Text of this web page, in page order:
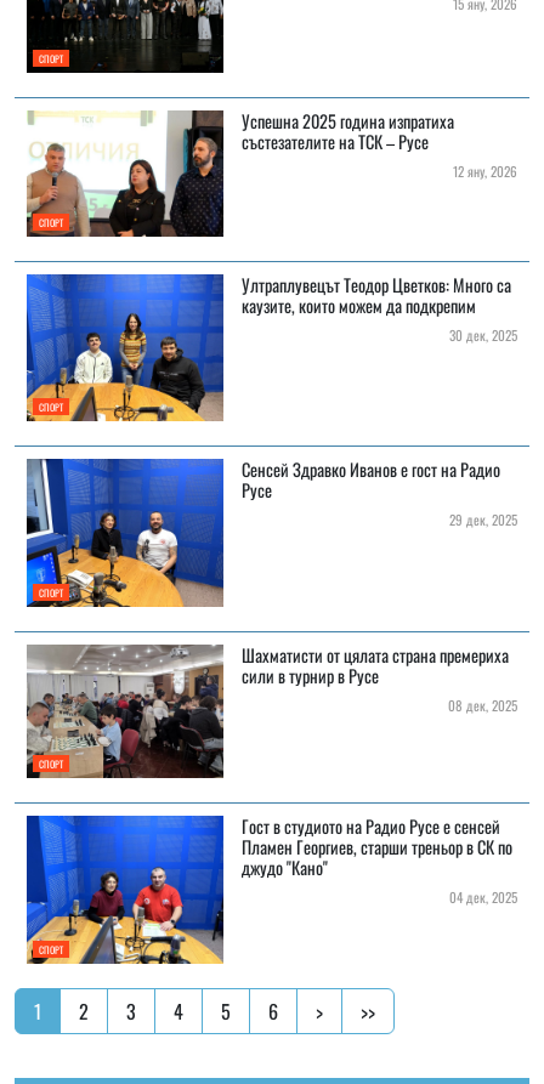
СПОРТ
СПОРТ
Успешна 2025 година изпратиха
състезателите на ТСК – Русе
12 яну, 2026
СПОРТ
Ултраплувецът Теодор Цветков: Много са
каузите, които можем да подкрепим
30 дек, 2025
СПОРТ
Сенсей Здравко Иванов е гост на Радио
Русе
29 дек, 2025
СПОРТ
Шахматисти от цялата страна премериха
сили в турнир в Русе
08 дек, 2025
СПОРТ
Гост в студиото на Радио Русе е сенсей
Пламен Георгиев, старши треньор в СК по
джудо "Кано"
04 дек, 2025
1 2 3 4 5 6 > >>